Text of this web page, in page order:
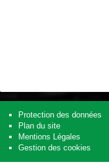
Protection des données
Plan du site
Mentions Légales
Gestion des cookies